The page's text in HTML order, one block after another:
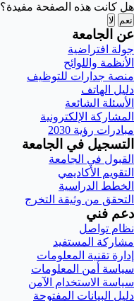
هل كانت هذه الصفحة مفيدة؟
نعم لا
عن الجامعة
جولة افتراضية
الأنظمة واللوائح
منصة جدارات للتوظيف
دليل الهاتف
الأسئلة الشائعة
المشاركة الإلكترونية
مبادرات رؤية 2030
التسجيل في الجامعة
القبول في الجامعة
التقويم الأكاديمي
الخطط الدراسية
التحقق من وثيقة التخرج
دعم فني
نظام تواصل
مشاركة المستفيد
إدارة تقنية المعلومات
سياسة أمن المعلومات
سياسة الاستخدام الآمن
دليل البيانات المفتوحة